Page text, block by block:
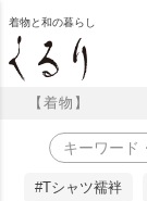
着物と和の暮らし
【着物】
#Tシャツ襦袢